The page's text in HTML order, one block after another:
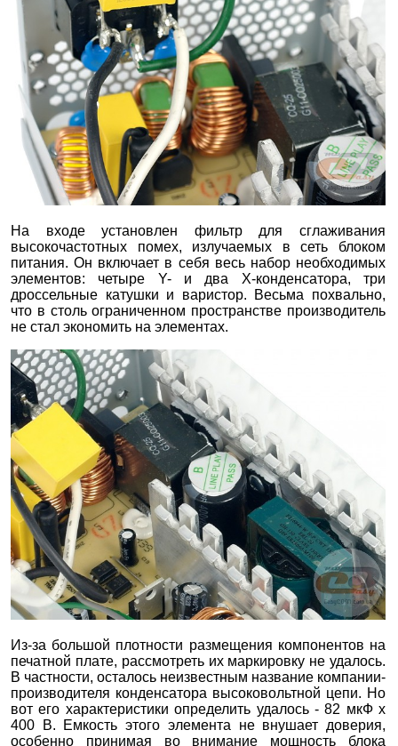
На входе установлен фильтр для сглаживания
высокочастотных помех, излучаемых в сеть блоком
питания. Он включает в себя весь набор необходимых
элементов: четыре Y- и два Х-конденсатора, три
дроссельные катушки и варистор. Весьма похвально,
что в столь ограниченном пространстве производитель
не стал экономить на элементах.
Из-за большой плотности размещения компонентов на
печатной плате, рассмотреть их маркировку не удалось.
В частности, осталось неизвестным название компании-
производителя конденсатора высоковольтной цепи. Но
вот его характеристики определить удалось - 82 мкФ х
400 В. Емкость этого элемента не внушает доверия,
особенно принимая во внимание мощность блока